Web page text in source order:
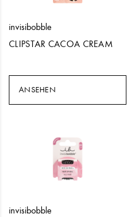
invisibobble
CLIPSTAR CACOA CREAM
ANSEHEN
invisibobble